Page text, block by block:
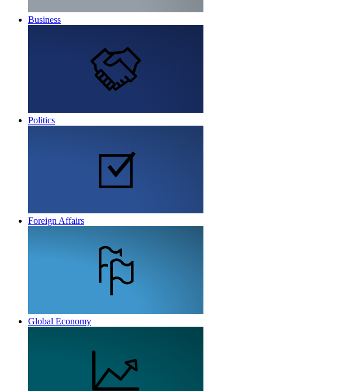
Business
Politics
Foreign Affairs
Global Economy